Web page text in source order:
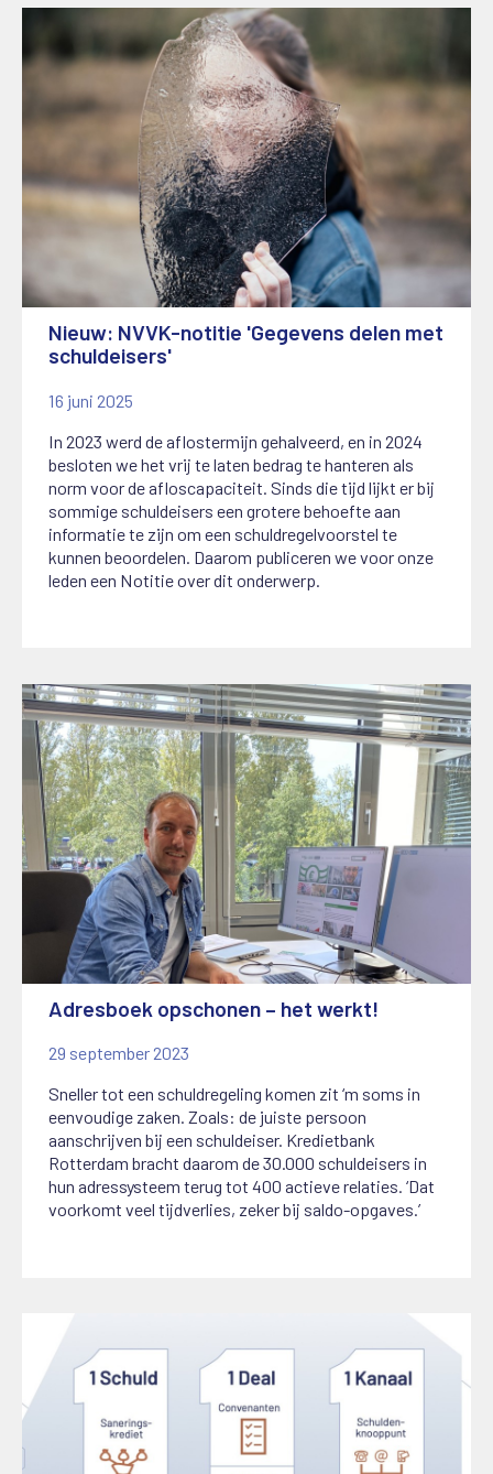
Nieuw: NVVK-notitie 'Gegevens delen met
schuldeisers'
16 juni 2025
In 2023 werd de aflostermijn gehalveerd, en in 2024
besloten we het vrij te laten bedrag te hanteren als
norm voor de afloscapaciteit. Sinds die tijd lijkt er bij
sommige schuldeisers een grotere behoefte aan
informatie te zijn om een schuldregelvoorstel te
kunnen beoordelen. Daarom publiceren we voor onze
leden een Notitie over dit onderwerp.
Adresboek opschonen – het werkt!
29 september 2023
Sneller tot een schuldregeling komen zit ‘m soms in
eenvoudige zaken. Zoals: de juiste persoon
aanschrijven bij een schuldeiser. Kredietbank
Rotterdam bracht daarom de 30.000 schuldeisers in
hun adressysteem terug tot 400 actieve relaties. ‘Dat
voorkomt veel tijdverlies, zeker bij saldo-opgaves.’